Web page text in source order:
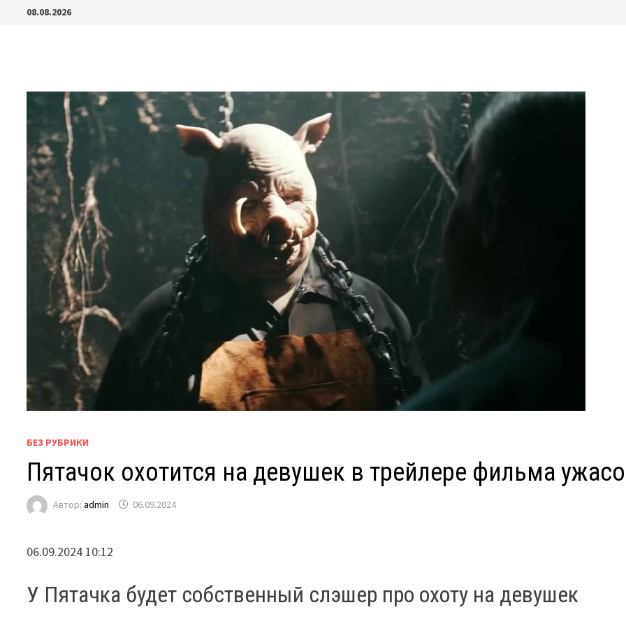
Перейти08.08.2026
БЕЗ РУБРИКИ
Пятачок охотится на девушек в трейлере фильма
Автор:admin 06.09.2024
06.09.2024 10:12
У Пятачка будет собственный слэшер про охоту на девушек